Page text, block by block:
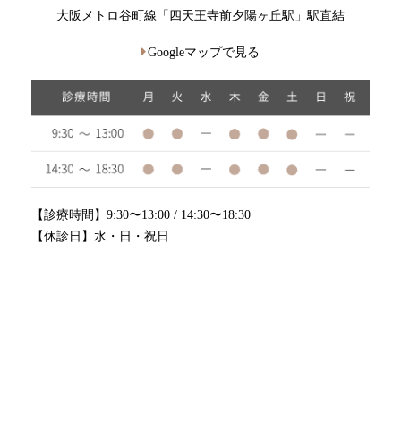
大阪メトロ谷町線「四天王寺前夕陽ヶ丘駅」駅直結
Googleマップで見る
【診療時間】9:30〜13:00 / 14:30〜18:30
【休診日】水・日・祝日